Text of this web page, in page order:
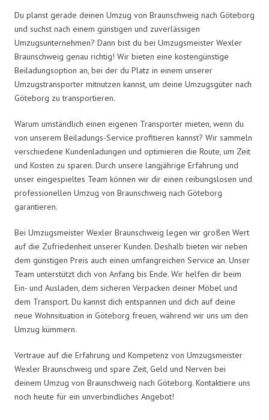
Du planst gerade deinen Umzug von Braunschweig nach Göteborg
und suchst nach einem günstigen und zuverlässigen
Umzugsunternehmen? Dann bist du bei Umzugsmeister Wexler
Braunschweig genau richtig! Wir bieten eine kostengünstige
Beiladungsoption an, bei der du Platz in einem unserer
Umzugstransporter mitnutzen kannst, um deine Umzugsgüter nach
Göteborg zu transportieren.
Warum umständlich einen eigenen Transporter mieten, wenn du
von unserem Beiladungs-Service profitieren kannst? Wir sammeln
verschiedene Kundenladungen und optimieren die Route, um Zeit
und Kosten zu sparen. Durch unsere langjährige Erfahrung und
unser eingespieltes Team können wir dir einen reibungslosen und
professionellen Umzug von Braunschweig nach Göteborg
garantieren.
Bei Umzugsmeister Wexler Braunschweig legen wir großen Wert
auf die Zufriedenheit unserer Kunden. Deshalb bieten wir neben
dem günstigen Preis auch einen umfangreichen Service an. Unser
Team unterstützt dich von Anfang bis Ende. Wir helfen dir beim
Ein- und Ausladen, dem sicheren Verpacken deiner Möbel und
dem Transport. Du kannst dich entspannen und dich auf deine
neue Wohnsituation in Göteborg freuen, während wir uns um den
Umzug kümmern.
Vertraue auf die Erfahrung und Kompetenz von Umzugsmeister
Wexler Braunschweig und spare Zeit, Geld und Nerven bei
deinem Umzug von Braunschweig nach Göteborg. Kontaktiere uns
noch heute für ein unverbindliches Angebot!